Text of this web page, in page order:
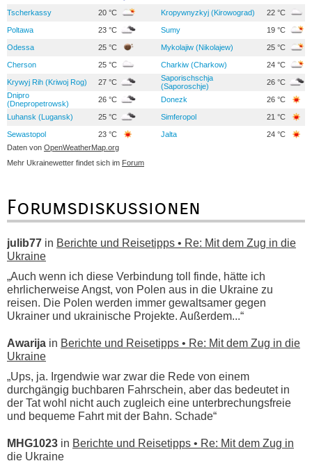
Tscherkassy 20 °C Kropywnyzkyj (Kirowograd) 22 °C
Poltawa 23 °C Sumy 19 °C
Odessa 25 °C Mykolajiw (Nikolajew) 25 °C
Cherson 25 °C Charkiw (Charkow) 24 °C
Krywyj Rih (Kriwoj Rog) 27 °C
Saporischschja
(Saporoschje)
26 °C
Dnipro
(Dnepropetrowsk)
26 °C Donezk 26 °C
Luhansk (Lugansk) 25 °C Simferopol 21 °C
Sewastopol 23 °C Jalta
24 °C
Daten von OpenWeatherMap.org
Mehr Ukrainewetter findet sich im Forum
Forumsdiskussionen
julib77 in Berichte und Reisetipps • Re: Mit dem Zug in die
Ukraine
„Auch wenn ich diese Verbindung toll finde, hätte ich
ehrlicherweise Angst, von Polen aus in die Ukraine zu
reisen. Die Polen werden immer gewaltsamer gegen
Ukrainer und ukrainische Projekte. Außerdem...“
Awarija in Berichte und Reisetipps • Re: Mit dem Zug in die
Ukraine
„Ups, ja. Irgendwie war zwar die Rede von einem
durchgängig buchbaren Fahrschein, aber das bedeutet in
der Tat wohl nicht auch zugleich eine unterbrechungsfreie
und bequeme Fahrt mit der Bahn. Schade“
MHG1023 in Berichte und Reisetipps • Re: Mit dem Zug in
die Ukraine